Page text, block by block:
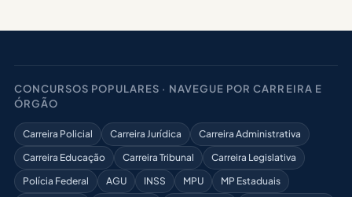
CONCURSOS POPULARES · NAVEGUE POR CARREIRA E
ÓRGÃO
Carreira Policial Carreira Jurídica
Carreira Administrativa
Carreira Educação
Carreira Tribunal
Carreira Legislativa
Polícia Federal
AGU INSS MPU
MP Estaduais